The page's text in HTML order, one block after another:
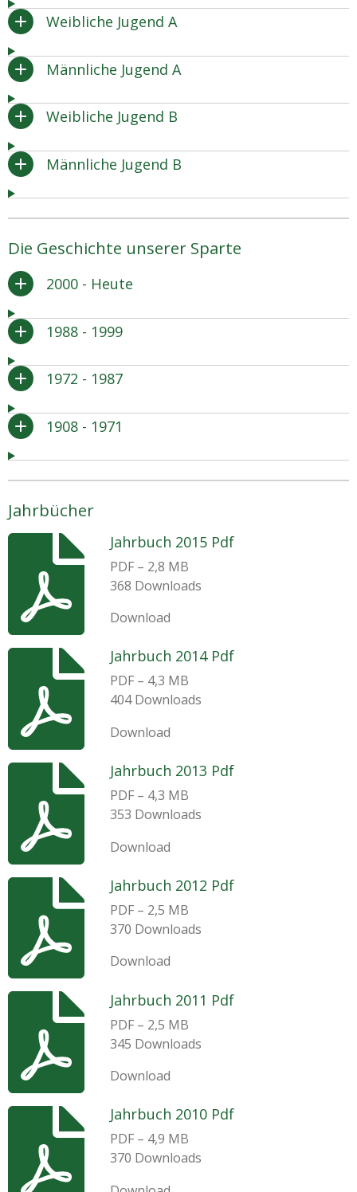
Weibliche Jugend A
Männliche Jugend A
Weibliche Jugend B
Männliche Jugend B
Die Geschichte unserer Sparte
2000 - Heute
1988 - 1999
1972 - 1987
1908 - 1971
Jahrbücher
Jahrbuch 2015 Pdf
PDF – 2,8 MB
368 Downloads
Download
Jahrbuch 2014 Pdf
PDF – 4,3 MB
404 Downloads
Download
Jahrbuch 2013 Pdf
PDF – 4,3 MB
353 Downloads
Download
Jahrbuch 2012 Pdf
PDF – 2,5 MB
370 Downloads
Download
Jahrbuch 2011 Pdf
PDF – 2,5 MB
345 Downloads
Download
Jahrbuch 2010 Pdf
PDF – 4,9 MB
370 Downloads